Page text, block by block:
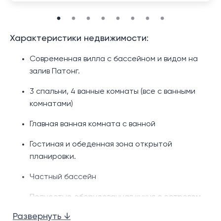
Характеристики недвижимости:
Современная вилла с бассейном и видом на
залив Патонг.
3 спальни, 4 ванные комнаты (все с ванными
комнатами)
Главная ванная комната с ванной
Гостиная и обеденная зона открытой
планировки.
Частный бассейн
Полностью оборудованная кухня с островом.
Терраса у бассейна с местами для отдыха на
Развернуть ↓